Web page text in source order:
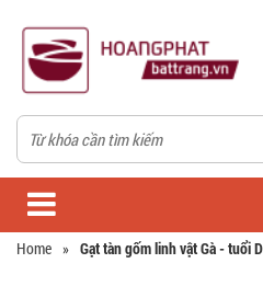
Home » Gạt tàn gốm linh vật Gà - tuổi